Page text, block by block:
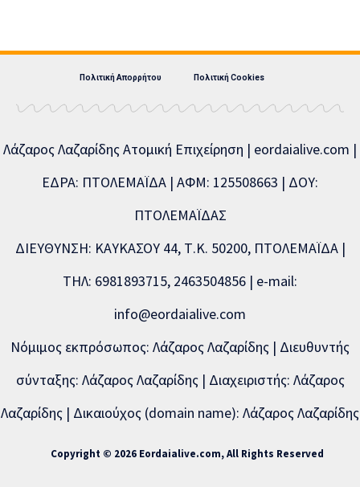
Πολιτική Απορρήτου Πολιτική Cookies
Λάζαρος Λαζαρίδης Ατομική Επιχείρηση | eordaialive.com |
ΕΔΡΑ: ΠΤΟΛΕΜΑΪΔΑ | ΑΦΜ: 125508663 | ΔΟΥ:
ΠΤΟΛΕΜΑΪΔΑΣ
ΔΙΕΥΘΥΝΣΗ: ΚΑΥΚΑΣΟΥ 44, Τ.Κ. 50200, ΠΤΟΛΕΜΑΪΔΑ |
ΤΗΛ: 6981893715, 2463504856 | e-mail:
info@eordaialive.com
Νόμιμος εκπρόσωπος: Λάζαρος Λαζαρίδης | Διευθυντής
σύνταξης: Λάζαρος Λαζαρίδης | Διαχειριστής: Λάζαρος
Λαζαρίδης | Δικαιούχος (domain name): Λάζαρος Λαζαρίδης
Copyright © 2026 Eordaialive.com, All Rights Reserved